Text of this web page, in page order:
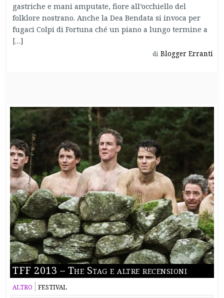
gastriche e mani amputate, fiore all’occhiello del
folklore nostrano. Anche la Dea Bendata si invoca per
fugaci Colpi di Fortuna ché un piano a lungo termine a
[…]
di Blogger Erranti
TFF 2013 – The Stag e altre recensioni
ALTRO FESTIVAL